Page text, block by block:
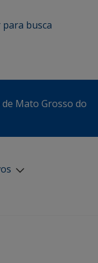
para busca
Mato Grosso do